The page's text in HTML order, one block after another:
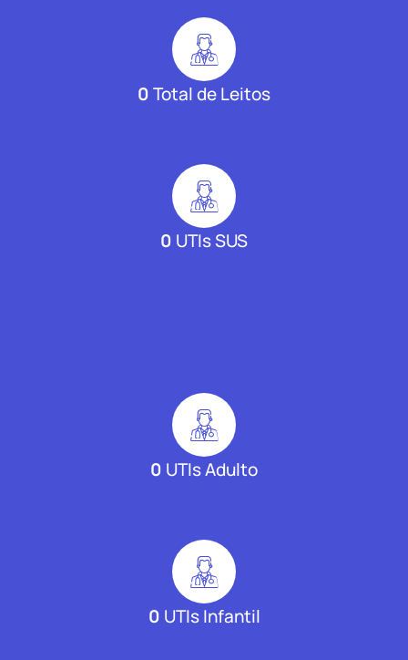
0Total de Leitos
0 UTIs SUS
0 UTIs Adulto
0 UTIs Infantil